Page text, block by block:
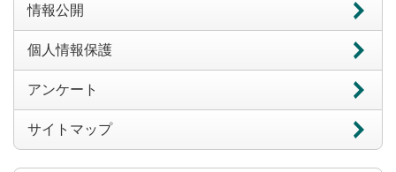
情報公開
個人情報保護
アンケート
サイトマップ